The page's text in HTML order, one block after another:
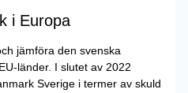
i Europa
jämföra den svenska
länder. I slutet av 2022
Sverige i termer av skuld